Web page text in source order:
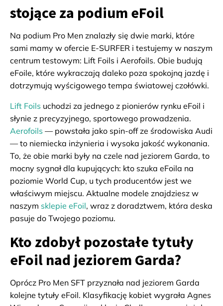
stojące za podium eFoil
Na podium Pro Men znalazły się dwie marki, które
sami mamy w ofercie E-SURFER i testujemy w naszym
centrum testowym: Lift Foils i Aerofoils. Obie budują
eFoile, które wykraczają daleko poza spokojną jazdę i
dotrzymują wyścigowego tempa światowej czołówki.
Lift Foils uchodzi za jednego z pionierów rynku eFoil i
słynie z precyzyjnego, sportowego prowadzenia.
Aerofoils — powstała jako spin-off ze środowiska Audi
— to niemiecka inżynieria i wysoka jakość wykonania.
To, że obie marki były na czele nad jeziorem Garda, to
mocny sygnał dla kupujących: kto szuka eFoila na
poziomie World Cup, u tych producentów jest we
właściwym miejscu. Aktualne modele znajdziesz w
naszym sklepie eFoil, wraz z doradztwem, która deska
pasuje do Twojego poziomu.
Kto zdobył pozostałe tytuły
eFoil nad jeziorem Garda?
Oprócz Pro Men SFT przyznała nad jeziorem Garda
kolejne tytuły eFoil. Klasyfikację kobiet wygrała Agnes